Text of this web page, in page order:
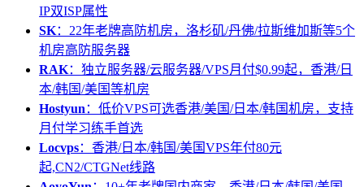
IP双ISP属性
SK：22年老牌高防机房，洛杉矶/丹佛/拉斯维加斯等5个
机房高防服务器
RAK：独立服务器/云服务器/VPS月付$0.99起，香港/日
本/韩国/美国等机房
Hostyun ：低价VPS可选香港/美国/日本/韩国机房，支持
月付学习练手首选
Locvps：香港/日本/韩国/美国VPS年付80元
起,CN2/CTGNet线路